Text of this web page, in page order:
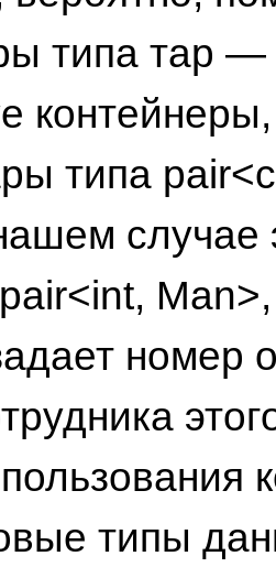
типа тар —
контейнеры,
типа
случае
номер
типы